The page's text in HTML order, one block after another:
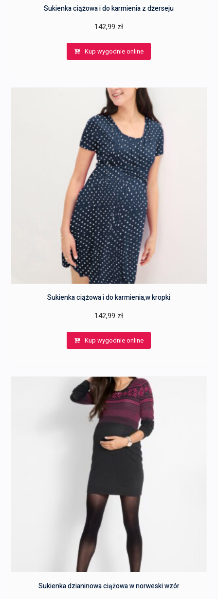
Sukienka ciążowa i do karmienia z dżerseju
142,99 zł
Kup wygodnie online
Sukienka ciążowa i do karmienia,w kropki
142,99 zł
Kup wygodnie online
Sukienka dzianinowa ciążowa w norweski wzór